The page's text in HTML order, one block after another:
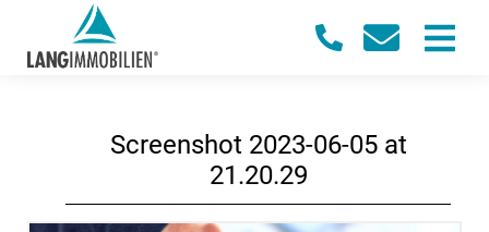
Screenshot 2023-06-05 at
21.20.29